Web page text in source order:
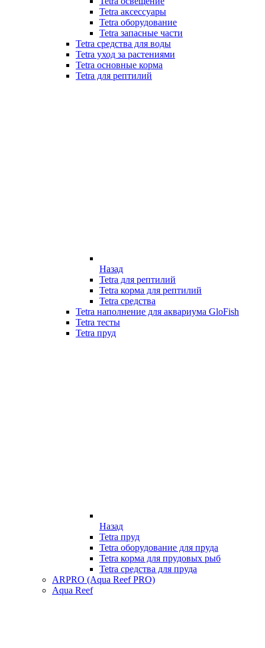
Tetra аксессуары
Tetra оборудование
Tetra запасные части
Tetra средства для воды
Tetra уход за растениями
Tetra основные корма
Tetra для рептилий
Назад
Tetra для рептилий
Tetra корма для рептилий
Tetra средства
Tetra наполнение для аквариума GloFish
Tetra тесты
Tetra пруд
Назад
Tetra пруд
Tetra оборудование для пруда
Tetra корма для прудовых рыб
Tetra средства для пруда
ARPRO (Aqua Reef PRO)
Aqua Reef